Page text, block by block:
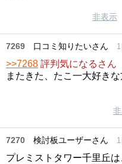
非表示
7269 口コミ知りたいさん
>>7268 評判気になるさん
またきた、たこ一大好き
7270 検討板ユーザーさん
プレミストタワー千里丘